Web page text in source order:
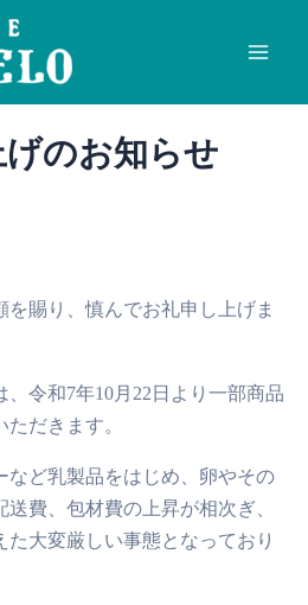
のお知らせ
賜り、慎んでお礼申し上げま
令和7年10月22日より一部商品
だきます。
など乳製品をはじめ、卵やその
費、包材費の上昇が相次ぎ、
大変厳しい事態となっており